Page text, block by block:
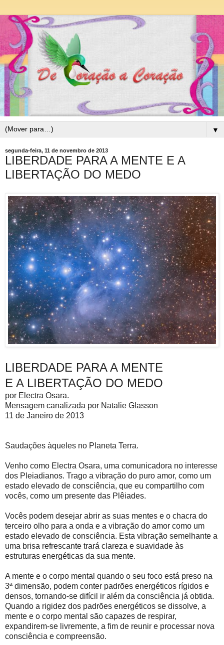
▼
segunda-feira, 11 de novembro de 2013
LIBERDADE PARA A MENTE E A
LIBERTAÇÃO DO MEDO
LIBERDADE PARA A MENTE
E A LIBERTAÇÃO DO MEDO
por Electra Osara.
Mensagem canalizada por Natalie Glasson
11 de Janeiro de 2013
Saudações àqueles no Planeta Terra.
Venho como Electra Osara, uma comunicadora no interesse
dos Pleiadianos. Trago a vibração do puro amor, como um
estado elevado de consciência, que eu compartilho com
vocês, como um presente das Plêiades.
Vocês podem desejar abrir as suas mentes e o chacra do
terceiro olho para a onda e a vibração do amor como um
estado elevado de consciência. Esta vibração semelhante a
uma brisa refrescante trará clareza e suavidade às
estruturas energéticas da sua mente.
A mente e o corpo mental quando o seu foco está preso na
3ª dimensão, podem conter padrões energéticos rígidos e
densos, tornando-se difícil ir além da consciência já obtida.
Quando a rigidez dos padrões energéticos se dissolve, a
mente e o corpo mental são capazes de respirar,
expandirem-se livremente, a fim de reunir e processar nova
consciência e compreensão.